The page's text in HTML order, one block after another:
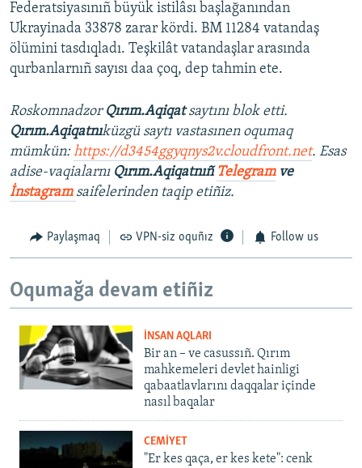
Federatsiyasınıñ büyük istilâsı başlağanından
Ukrayinada 33878 zarar kördi. BM 11284 vatandaş
ölümini tasdıqladı. Teşkilât vatandaşlar arasında
qurbanlarnıñ sayısı daa çoq, dep tahmin ete.
Roskomnadzor Qırım.Aqiqatsaytını blok etti.
Qırım.Aqiqatnıküzgü saytı vastasınen oqumaq
mümkün:https://d3454ggyqnys2v.cloudfront.net. Esas
adise-vaqialarnı Qırım.Aqiqatnıñ Telegramve
İnstagram saifelerinden taqip etiñiz.
Paylaşmaq VPN-siz oquñız Follow us
Oqumağa devam etiñiz
İNSAN AQLARI
Bir an – ve casussıñ. Qırım
mahkemeleri devlet hainligi
qabaatlavlarını daqqalar içinde
nasıl baqalar
CEMİYET
"Er kes qaça, er kes kete": cenk